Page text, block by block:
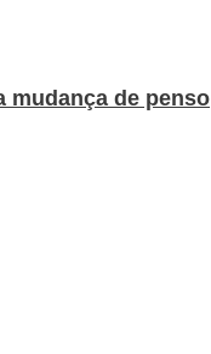
mudança de penso